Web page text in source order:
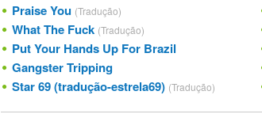
Praise You (Tradução)
What The Fuck (Tradução)
Put Your Hands Up For Brazil
Gangster Tripping
Star 69 (tradução-estrela69) (Tradução)